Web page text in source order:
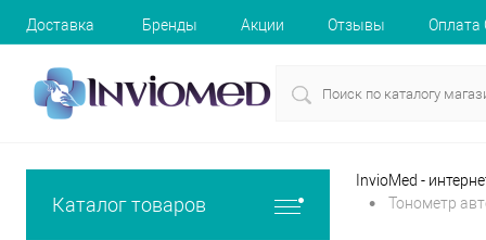
Доставка Бренды Акции Отзывы Оплата
Каталог товаров
InvioMed -
• Тонометр